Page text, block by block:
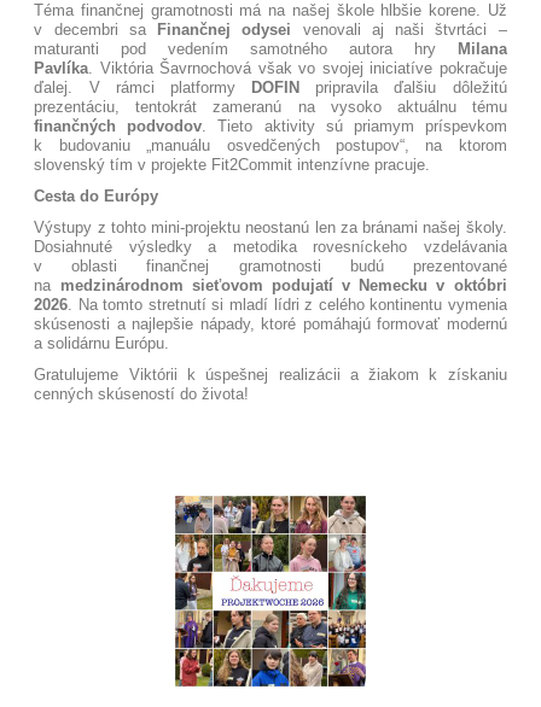
Téma finančnej gramotnosti má na našej škole hlbšie korene. Už
v decembri sa
Finančnej odysei venovali aj naši štvrtáci –
maturanti pod vedením samotného autora hry
Milana
Pavlíka. Viktória Šavrnochová však vo svojej iniciatíve pokračuje
ďalej. V rámci platformy
DOFIN
pripravila ďalšiu dôležitú
prezentáciu, tentokrát zameranú na vysoko aktuálnu tému
finančných podvodov. Tieto aktivity sú priamym príspevkom
k budovaniu „manuálu osvedčených postupov“, na ktorom
slovenský tím v projekte Fit2Commit intenzívne pracuje.
Cesta do Európy
Výstupy z tohto mini-projektu neostanú len za bránami našej školy.
Dosiahnuté výsledky a metodika rovesníckeho vzdelávania
v oblasti finančnej gramotnosti budú prezentované
na medzinárodnom sieťovom podujatí v Nemecku v októbri
2026. Na tomto stretnutí si mladí lídri z celého kontinentu vymenia
skúsenosti a najlepšie nápady, ktoré pomáhajú formovať modernú
a solidárnu Európu.
Gratulujeme Viktórii k úspešnej realizácii a žiakom k získaniu
cenných skúseností do života!